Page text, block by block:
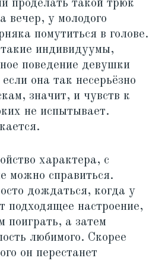
проделать такой трюк
вечер, у молодого
помутиться в голове.
индивидуумы,
поведение девушки
она так несерьёзно
значит, и чувств к
не испытывает.
характера, с
можно справиться.
дождаться, когда у
подходящее настроение,
поиграть, а затем
любимого. Скорее
он перестанет